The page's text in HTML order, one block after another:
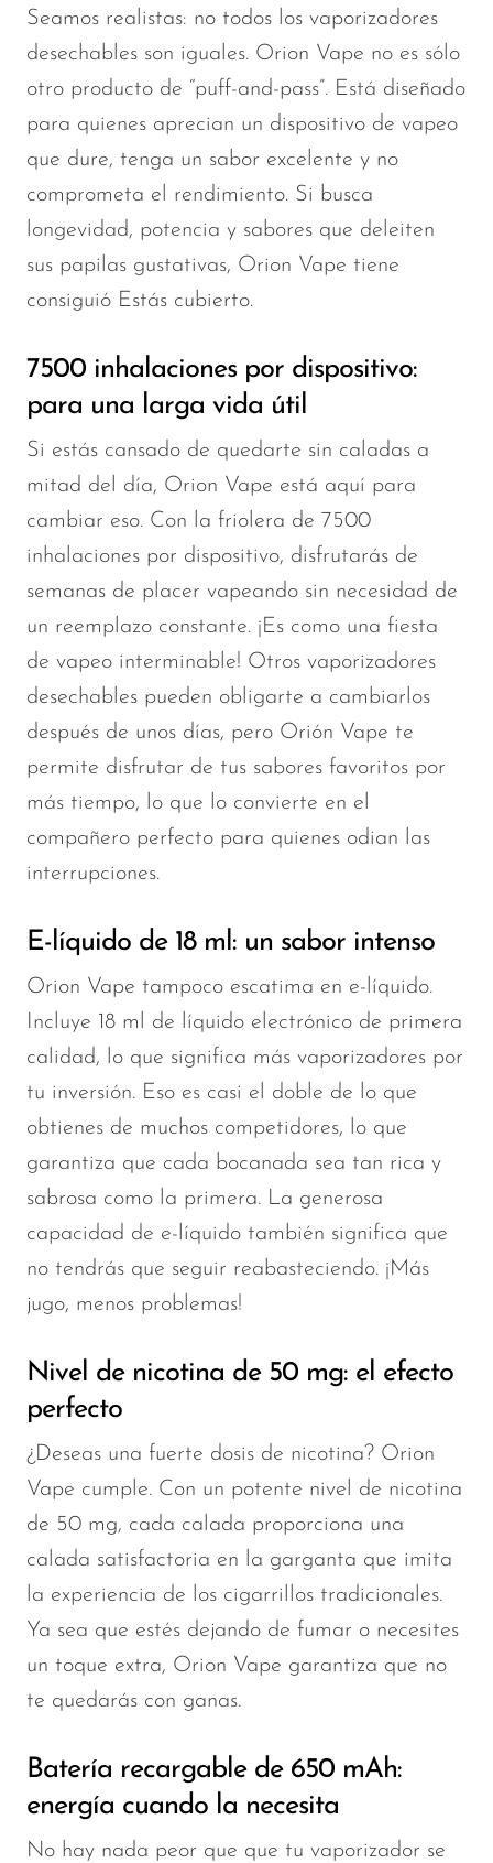
SMOK
Snoopy Smoke
Snowwolf
So Soul
Space Mary
Spree Bar
Suonon
SWFT
TWIST
UWELL
VapMod
VIHO
Vozol
Yo Bar
YOXY
Yovo
Zovoo by Voopoo
Dragbar
Seamos realistas: no todos los vaporizadores
desechables son iguales. Orion Vape no es sólo
otro producto de “puff-and-pass”. Está diseñado
para quienes aprecian un dispositivo de vapeo
que dure, tenga un sabor excelente y no
comprometa el rendimiento. Si busca
longevidad, potencia y sabores que deleiten
sus papilas gustativas, Orion Vape tiene
consiguió Estás cubierto.
7500 inhalaciones por dispositivo:
para una larga vida útil
Si estás cansado de quedarte sin caladas a
mitad del día, Orion Vape está aquí para
cambiar eso. Con la friolera de 7500
inhalaciones por dispositivo, disfrutarás de
semanas de placer vapeando sin necesidad de
un reemplazo constante. ¡Es como una fiesta
de vapeo interminable! Otros vaporizadores
desechables pueden obligarte a cambiarlos
después de unos días, pero Orión Vape te
permite disfrutar de tus sabores favoritos por
más tiempo, lo que lo convierte en el
compañero perfecto para quienes odian las
interrupciones.
E-líquido de 18 ml: un sabor intenso
Orion Vape tampoco escatima en e-líquido.
Incluye 18 ml de líquido electrónico de primera
calidad, lo que significa más vaporizadores por
tu inversión. Eso es casi el doble de lo que
obtienes de muchos competidores, lo que
garantiza que cada bocanada sea tan rica y
sabrosa como la primera. La generosa
capacidad de e-líquido también significa que
no tendrás que seguir reabasteciendo. ¡Más
jugo, menos problemas!
Nivel de nicotina de 50 mg: el efecto
perfecto
¿Deseas una fuerte dosis de nicotina? Orion
Vape cumple. Con un potente nivel de nicotina
de 50 mg, cada calada proporciona una
calada satisfactoria en la garganta que imita
la experiencia de los cigarrillos tradicionales.
Ya sea que estés dejando de fumar o necesites
un toque extra, Orion Vape garantiza que no
te quedarás con ganas.
Batería recargable de 650 mAh:
energía cuando la necesita
No hay nada peor que que tu vaporizador se